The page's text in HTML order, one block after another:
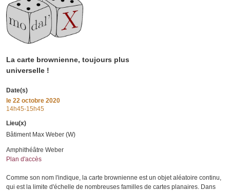
La carte brownienne, toujours plus
universelle !
Date(s)
le 22 octobre 2020
14h45-15h45
Lieu(x)
Bâtiment Max Weber (W)
Amphithéâtre Weber
Plan d'accès
Comme son nom l'indique, la carte brownienne est un objet aléatoire continu,
qui est la limite d'échelle de nombreuses familles de cartes planaires. Dans